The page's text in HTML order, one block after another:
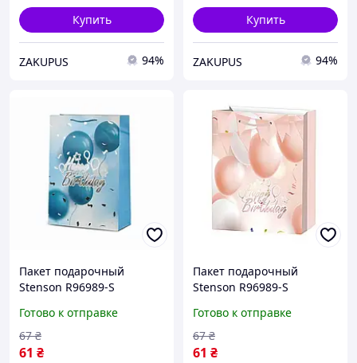
Купить
ZAKUPUS 94%
Купить
ZAKUPUS 94%
Пакет подарочный
Stenson R96989-S
18х23х10 см Синий
Готово к отправке
61 ₴
67 ₴
Пакет подарочный
Stenson R96989-S
18х23х10 см Бежевый
Готово к отправке
61 ₴
67 ₴